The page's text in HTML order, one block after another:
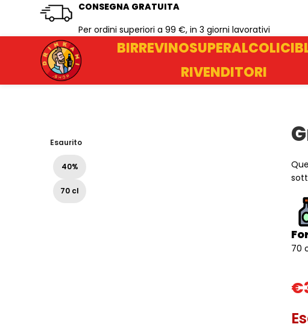
CONSEGNA GRATUITA
Per ordini superiori a 99 €, in 3 giorni lavorativi
BIRREVINOSUPERALCOLICI
RIVENDITORI
Esaurito
40%
70 cl
70
€